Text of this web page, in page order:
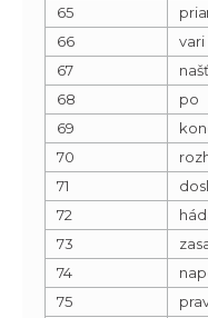
65
66
vari
67
68
po
69
70
71
72
73
74
75